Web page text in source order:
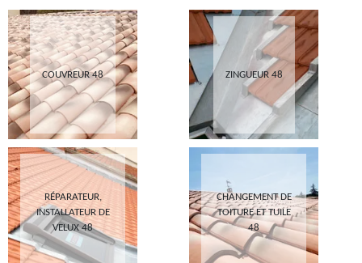
COUVREUR 48 ZINGUEUR 48
RÉPARATEUR,
INSTALLATEUR DE
VELUX 48
CHANGEMENT DE
TOITURE ET TUILE
48